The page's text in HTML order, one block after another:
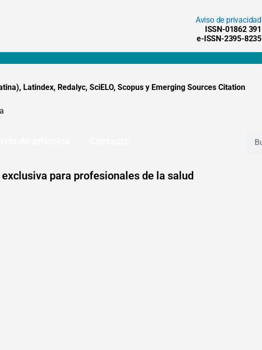
Aviso de privacidad
ISSN-01862 391
e-ISSN-2395-8235
Latindex, Redalyc, SciELO, Scopus y Emerging Sources Citation
para profesionales de la salud